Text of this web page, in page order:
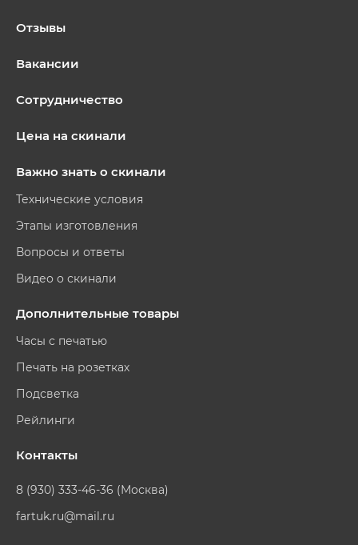
Отзывы
Вакансии
Сотрудничество
Цена на скинали
Важно знать о скинали
Технические условия
Этапы изготовления
Вопросы и ответы
Видео о скинали
Дополнительные товары
Часы с печатью
Печать на розетках
Подсветка
Рейлинги
Контакты
8 (930) 333-46-36 (Москва)
fartuk.ru@mail.ru